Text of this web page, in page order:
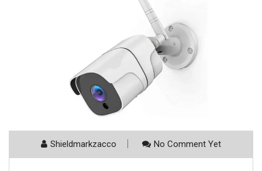
Shieldmarkzacco No Comment Yet